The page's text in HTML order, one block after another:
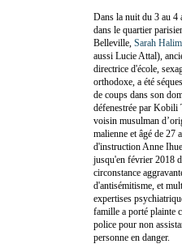
Dans la nuit du 3 au 4
dans le quartier
Belleville, Sarah
aussi Lucie Attal),
directrice d'école,
orthodoxe, a été
de coups dans son
défenestrée par Kobili
voisin musulman
malienne et âgé de 27
d'instruction Anne
jusqu'en février 2018
circonstance
d'antisémitisme, et
expertises
famille a porté plainte
police pour non
personne en danger.